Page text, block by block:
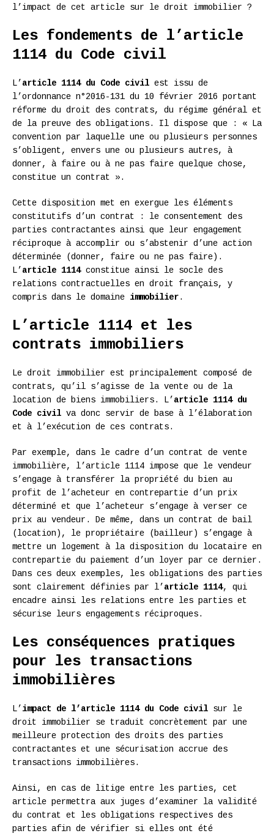
l’impact de cet article sur le droit immobilier ?
Les fondements de l’article
1114 du Code civil
L’ article 1114 du Code civil est issu de
l’ordonnance n°2016-131 du 10 février 2016 portant
réforme du droit des contrats, du régime général et
de la preuve des obligations. Il dispose que : « La
convention par laquelle une ou plusieurs personnes
s’obligent, envers une ou plusieurs autres, à
donner, à faire ou à ne pas faire quelque chose,
constitue un contrat ».
Cette disposition met en exergue les éléments
constitutifs d’un contrat : le consentement des
parties contractantes ainsi que leur engagement
réciproque à accomplir ou s’abstenir d’une action
déterminée (donner, faire ou ne pas faire).
L’ article 1114constitue ainsi le socle des
relations contractuelles en droit français, y
compris dans le domaine immobilier.
L’article 1114 et les
contrats immobiliers
Le droit immobilier est principalement composé de
contrats, qu’il s’agisse de la vente ou de la
location de biens immobiliers. L’ article 1114 du
Code civil va donc servir de base à l’élaboration
et à l’exécution de ces contrats.
Par exemple, dans le cadre d’un contrat de vente
immobilière, l’article 1114 impose que le vendeur
s’engage à transférer la propriété du bien au
profit de l’acheteur en contrepartie d’un prix
déterminé et que l’acheteur s’engage à verser ce
prix au vendeur. De même, dans un contrat de bail
(location), le propriétaire (bailleur) s’engage à
mettre un logement à la disposition du locataire en
contrepartie du paiement d’un loyer par ce dernier.
Dans ces deux exemples, les obligations des parties
sont clairement définies par l’ article 1114, qui
encadre ainsi les relations entre les parties et
sécurise leurs engagements réciproques.
Les conséquences pratiques
pour les transactions
immobilières
L’ impact de l’article 1114 du Code civil sur le
droit immobilier se traduit concrètement par une
meilleure protection des droits des parties
contractantes et une sécurisation accrue des
transactions immobilières.
Ainsi, en cas de litige entre les parties, cet
article permettra aux juges d’examiner la validité
du contrat et les obligations respectives des
parties afin de vérifier si elles ont été